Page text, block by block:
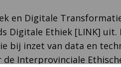
en Digitale
Digitale Ethiek [LINK]
bij inzet van data en
Interprovinciale